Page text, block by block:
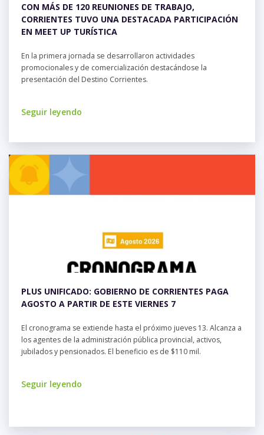
CON MÁS DE 120 REUNIONES DE TRABAJO,
CORRIENTES TUVO UNA DESTACADA PARTICIPACIÓN
EN MEET UP TURÍSTICA
En la primera jornada se desarrollaron actividades
promocionales y de comercialización destacándose la
presentación del Destino Corrientes.
Seguir leyendo
PLUS UNIFICADO: GOBIERNO DE CORRIENTES PAGA
AGOSTO A PARTIR DE ESTE VIERNES 7
El cronograma se extiende hasta el próximo jueves 13. Alcanza a
los agentes de la administración pública provincial, activos,
jubilados y pensionados. El beneficio es de $110 mil.
Seguir leyendo